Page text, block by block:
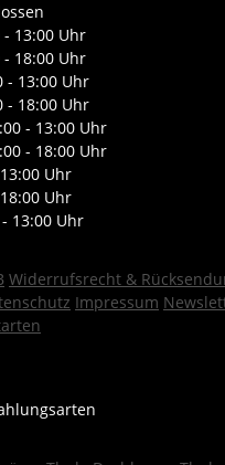
- 13:00 Uhr
- 18:00 Uhr
- 13:00 Uhr
- 18:00 Uhr
- 13:00 Uhr
- 18:00 Uhr
Uhr
Uhr
13:00 Uhr
Widerrufsrecht &
Impressum